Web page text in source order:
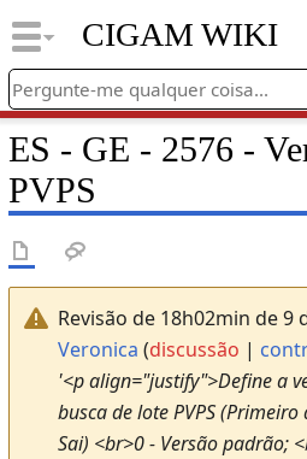
CIGAM WIKI
ES - GE - 2576 -
PVPS
Revisão de 18h02min de 9
Veronica (discussão |
'<p align="justify">Define a
busca de lote PVPS
Sai) <br>0 - Versão padrão;